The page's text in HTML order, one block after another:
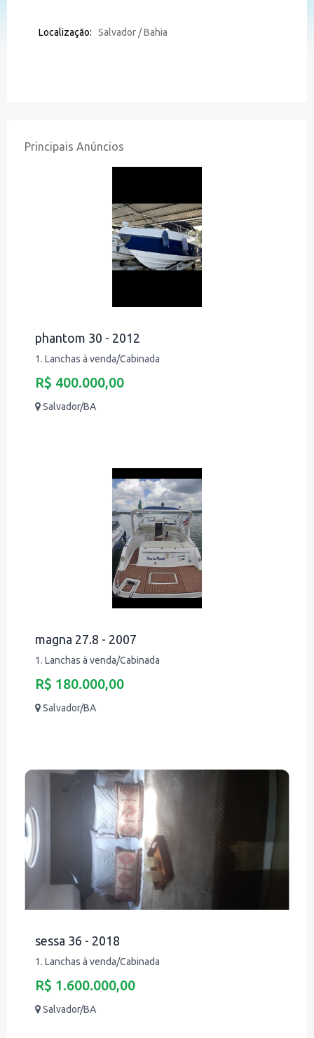
Localização: Salvador / Bahia
Principais Anúncios
phantom 30 - 2012
1. Lanchas à venda/Cabinada
R$ 400.000,00
Salvador/BA
magna 27.8 - 2007
1. Lanchas à venda/Cabinada
R$ 180.000,00
Salvador/BA
sessa 36 - 2018
1. Lanchas à venda/Cabinada
R$ 1.600.000,00
Salvador/BA